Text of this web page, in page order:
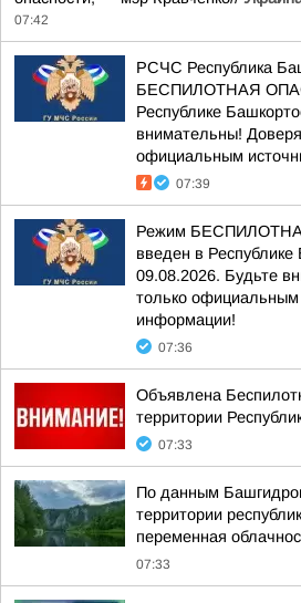
07:42
РСЧС Республика
БЕСПИЛОТНАЯ
Республике
внимательны!
официальным
07:39
Режим
введен в Республике
09.08.2026. Будьте
только официальным
информации!
07:36
Объявлена
территории
07:33
По данным
территории
переменная
07:33